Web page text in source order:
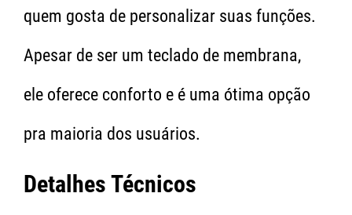
quem gosta de personalizar suas funções.
Apesar de ser um teclado de membrana,
ele oferece conforto e é uma ótima opção
pra maioria dos usuários.
Detalhes Técnicos